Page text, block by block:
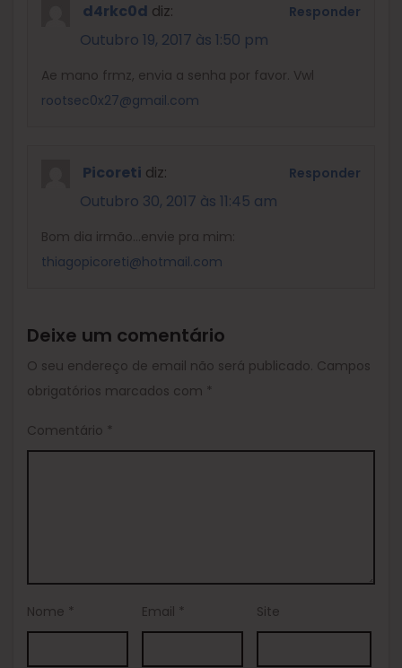
d4rkc0d diz:
Outubro 19, 2017 às 1:50 pm
Ae mano frmz, envia a senha por favor. Vwl
rootsec0x27@gmail.com
Responder
Picoreti diz:
Outubro 30, 2017 às 11:45 am
Bom dia irmão…envie pra mim:
thiagopicoreti@hotmail.com
Responder
Deixe um comentário
O seu endereço de email não será publicado. Campos
obrigatórios marcados com *
Comentário *
Nome * Email * Site